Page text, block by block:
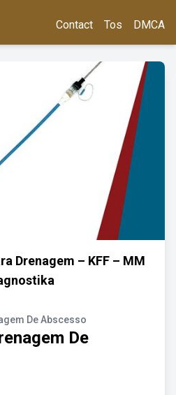
Contact Tos DMCA
Drenagem – KFF – MM
De Abscesso
De